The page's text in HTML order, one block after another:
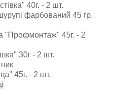
40г. - 2 шт.
фарбований 45 гр.
"Профмонтаж" 45г. - 2
30г - 2 шт.
45г. - 2 шт.